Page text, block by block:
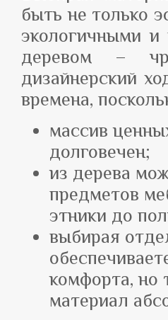
быть не только
экологичными и
деревом –
дизайнерский
времена,
массив
долговечен;
из дерева
предметов
этники до
выбирая
комфорта, но
материал